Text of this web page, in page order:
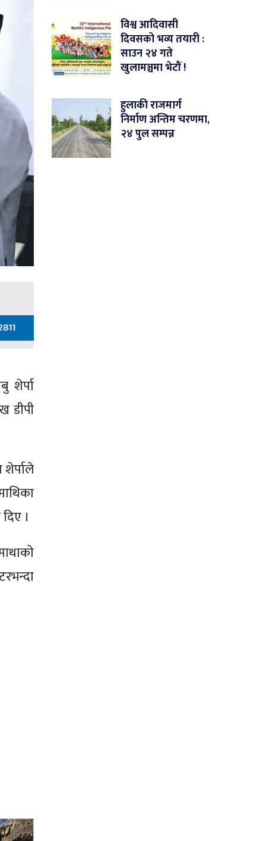
शेर्पा
डीपी
शेर्पाले
।
विश्व आदिवासी
दिवसको भव्य तयारी :
साउन २४ गते
खुलामञ्चमा भेटौं !
हुलाकी राजमार्ग
निर्माण अन्तिम चरणमा,
२४ पुल सम्पन्न